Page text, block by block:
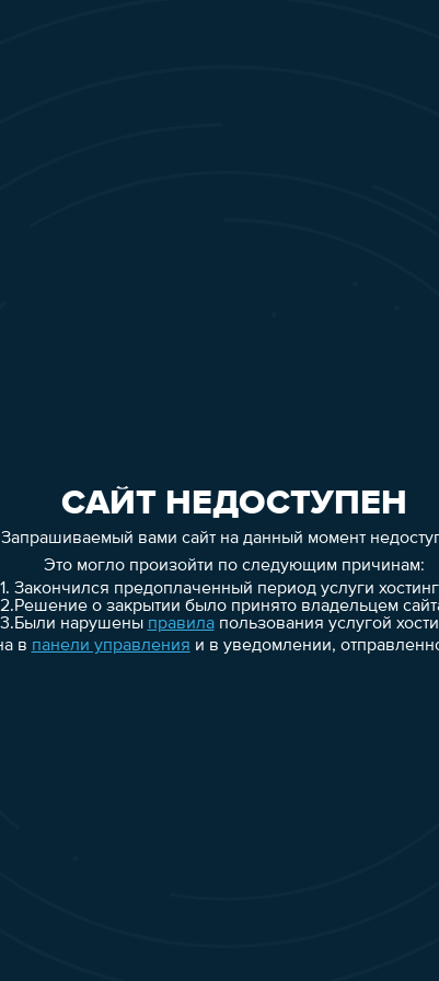
САЙТ НЕДОСТУПЕН
Запрашиваемый вами сайт на данный момент
Это могло произойти по следующим причинам:
1. Закончился предоплаченный период услуги
2.Решение о закрытии было принято владельцем
3.Были нарушены правилапользования услугой
в панели управления и в уведомлении,